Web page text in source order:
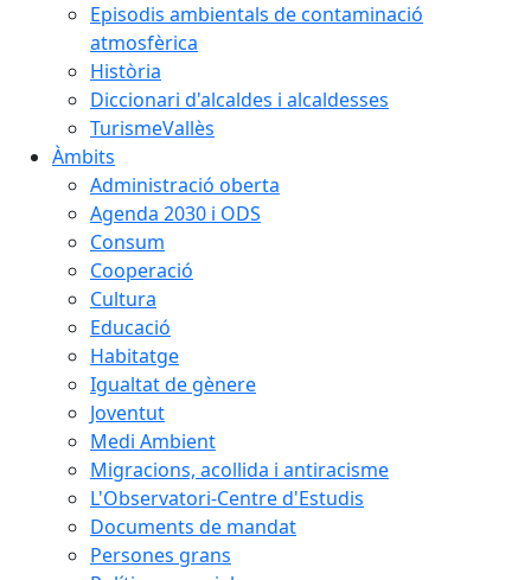
Episodis ambientals de contaminació
atmosfèrica
Història
Diccionari d'alcaldes i alcaldesses
TurismeVallès
Àmbits
Administració oberta
Agenda 2030 i ODS
Consum
Cooperació
Cultura
Educació
Habitatge
Igualtat de gènere
Joventut
Medi Ambient
Migracions, acollida i antiracisme
L'Observatori-Centre d'Estudis
Documents de mandat
Persones grans